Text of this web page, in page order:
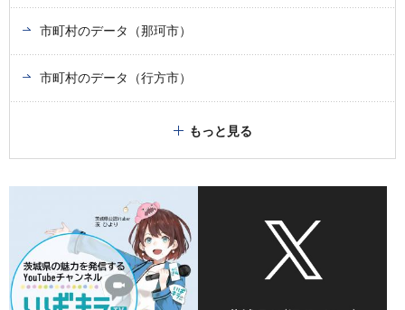
市町村のデータ（那珂市）
市町村のデータ（行方市）
もっと見る